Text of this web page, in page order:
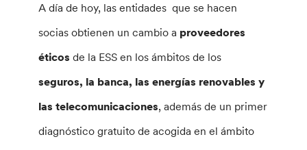
A día de hoy, las entidades que se hacen
socias obtienen un cambio a proveedores
éticos de la ESS en los ámbitos de los
seguros, la banca, las energías renovables y
las telecomunicaciones, además de un primer
diagnóstico gratuito de acogida en el ámbito